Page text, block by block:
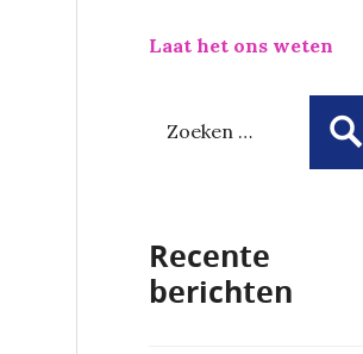
Laat het ons weten
n
n
a
Recente
berichten